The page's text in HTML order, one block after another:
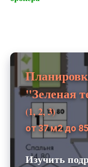
"Зеленая
(1, 2, 3)
от 37 м2 до
Изучить